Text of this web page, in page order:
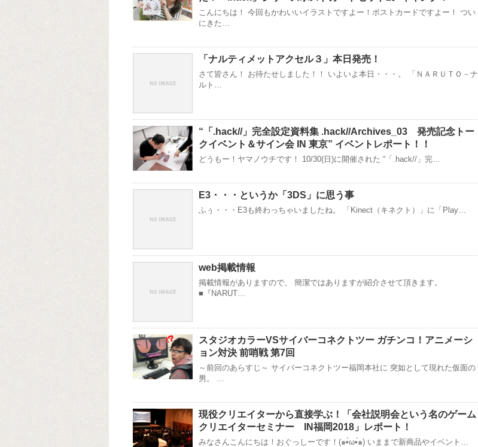
こんにちは！ 今回もかわいいイラストですよー！ポストカードですよー！ つい
にきた…
「ナルティメットアクセル３」本日発売！
さて皆さん！ お待たせしました！！ いよいよ本日・・・。 「ＮＡＲＵＴＯ－ナ
ルト…
“「.hack//」完全設定資料集 .hack//Archives_03 発売記念トー
クイベント＆サイン会 IN 東京” イベントレポート！！
どうもー！ヤマノウチです！ 10/30(日)に開催された “「.hack//」完…
E3・・・というか「3DS」に思う事
ふぅ・・・E3も終わっちゃいましたね。 「Kinect（キネクト）」に「Play…
web掲載情報
掲載情報がありますので、 簡潔ではありますが紹介させて頂きます。
■『NARUT…
スタジオカラーVSサイバーコネクトツー ガチンコ！アニメーシ
ョン対決 前哨戦 第7回
～前回のあらすじ～ サイバーコネクトツー福岡本社に 突如として現れた仮面の
男。 …
現役クリエイターから直接学ぶ！「会社説明会という名のゲーム
クリエイターセミナー IN福岡2018」レポート！
みなさんこんにちは！おぐっしーです！(๑•̀ω•́๑) いままで新商品やイベント…